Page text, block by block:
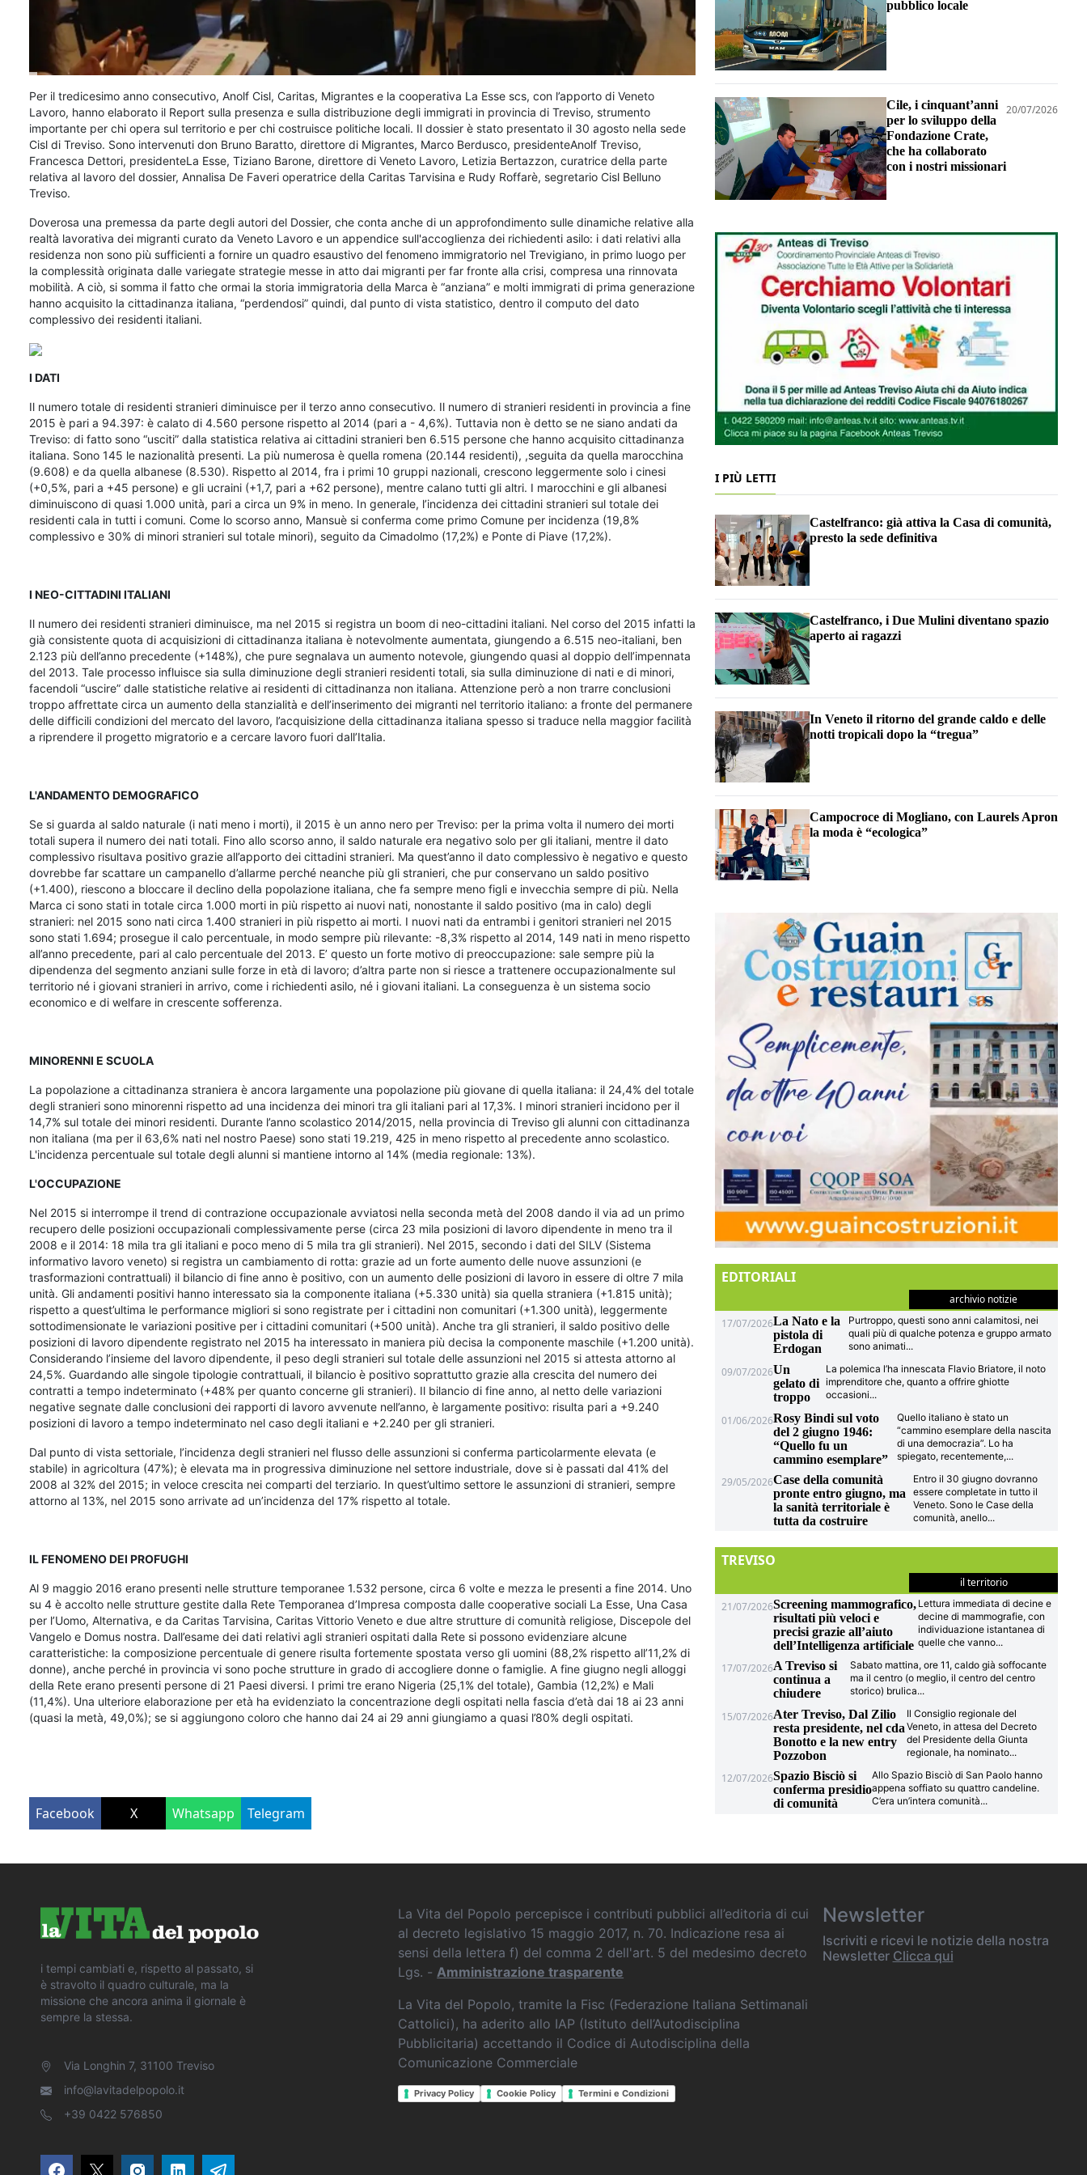
Per il tredicesimo anno consecutivo, Anolf Cisl, Caritas, Migrantes e la cooperativa La Esse scs, con l’apporto di Veneto
Lavoro, hanno elaborato il Report sulla presenza e sulla distribuzione degli immigrati in provincia di Treviso, strumento
importante per chi opera sul territorio e per chi costruisce politiche locali. Il dossier è stato presentato il 30 agosto nella sede
Cisl di Treviso. Sono intervenuti don Bruno Baratto, direttore di Migrantes, Marco Berdusco, presidenteAnolf Treviso,
Francesca Dettori, presidenteLa Esse, Tiziano Barone, direttore di Veneto Lavoro, Letizia Bertazzon, curatrice della parte
relativa al lavoro del dossier, Annalisa De Faveri operatrice della Caritas Tarvisina e Rudy Roffarè, segretario Cisl Belluno
Treviso.
Doverosa una premessa da parte degli autori del Dossier, che conta anche di un approfondimento sulle dinamiche relative alla
realtà lavorativa dei migranti curato da Veneto Lavoro e un appendice sull'accoglienza dei richiedenti asilo: i dati relativi alla
residenza non sono più sufficienti a fornire un quadro esaustivo del fenomeno immigratorio nel Trevigiano, in primo luogo per
la complessità originata dalle variegate strategie messe in atto dai migranti per far fronte alla crisi, compresa una rinnovata
mobilità. A ciò, si somma il fatto che ormai la storia immigratoria della Marca è “anziana” e molti immigrati di prima generazione
hanno acquisito la cittadinanza italiana, “perdendosi” quindi, dal punto di vista statistico, dentro il computo del dato
complessivo dei residenti italiani.
I DATI
Il numero totale di residenti stranieri diminuisce per il terzo anno consecutivo. Il numero di stranieri residenti in provincia a fine
2015 è pari a 94.397: è calato di 4.560 persone rispetto al 2014 (pari a - 4,6%). Tuttavia non è detto se ne siano andati da
Treviso: di fatto sono “usciti” dalla statistica relativa ai cittadini stranieri ben 6.515 persone che hanno acquisito cittadinanza
italiana. Sono 145 le nazionalità presenti. La più numerosa è quella romena (20.144 residenti), ,seguita da quella marocchina
(9.608) e da quella albanese (8.530). Rispetto al 2014, fra i primi 10 gruppi nazionali, crescono leggermente solo i cinesi
(+0,5%, pari a +45 persone) e gli ucraini (+1,7, pari a +62 persone), mentre calano tutti gli altri. I marocchini e gli albanesi
diminuiscono di quasi 1.000 unità, pari a circa un 9% in meno. In generale, l’incidenza dei cittadini stranieri sul totale dei
residenti cala in tutti i comuni. Come lo scorso anno, Mansuè si conferma come primo Comune per incidenza (19,8%
complessivo e 30% di minori stranieri sul totale minori), seguito da Cimadolmo (17,2%) e Ponte di Piave (17,2%).
I NEO-CITTADINI ITALIANI
Il numero dei residenti stranieri diminuisce, ma nel 2015 si registra un boom di neo-cittadini italiani. Nel corso del 2015 infatti la
già consistente quota di acquisizioni di cittadinanza italiana è notevolmente aumentata, giungendo a 6.515 neo-italiani, ben
2.123 più dell’anno precedente (+148%), che pure segnalava un aumento notevole, giungendo quasi al doppio dell’impennata
del 2013. Tale processo influisce sia sulla diminuzione degli stranieri residenti totali, sia sulla diminuzione di nati e di minori,
facendoli “uscire” dalle statistiche relative ai residenti di cittadinanza non italiana. Attenzione però a non trarre conclusioni
troppo affrettate circa un aumento della stanzialità e dell’inserimento dei migranti nel territorio italiano: a fronte del permanere
delle difficili condizioni del mercato del lavoro, l’acquisizione della cittadinanza italiana spesso si traduce nella maggior facilità
a riprendere il progetto migratorio e a cercare lavoro fuori dall’Italia.
L'ANDAMENTO DEMOGRAFICO
Se si guarda al saldo naturale (i nati meno i morti), il 2015 è un anno nero per Treviso: per la prima volta il numero dei morti
totali supera il numero dei nati totali. Fino allo scorso anno, il saldo naturale era negativo solo per gli italiani, mentre il dato
complessivo risultava positivo grazie all’apporto dei cittadini stranieri. Ma quest’anno il dato complessivo è negativo e questo
dovrebbe far scattare un campanello d’allarme perché neanche più gli stranieri, che pur conservano un saldo positivo
(+1.400), riescono a bloccare il declino della popolazione italiana, che fa sempre meno figli e invecchia sempre di più. Nella
Marca ci sono stati in totale circa 1.000 morti in più rispetto ai nuovi nati, nonostante il saldo positivo (ma in calo) degli
stranieri: nel 2015 sono nati circa 1.400 stranieri in più rispetto ai morti. I nuovi nati da entrambi i genitori stranieri nel 2015
sono stati 1.694; prosegue il calo percentuale, in modo sempre più rilevante: -8,3% rispetto al 2014, 149 nati in meno rispetto
all’anno precedente, pari al calo percentuale del 2013. E’ questo un forte motivo di preoccupazione: sale sempre più la
dipendenza del segmento anziani sulle forze in età di lavoro; d’altra parte non si riesce a trattenere occupazionalmente sul
territorio né i giovani stranieri in arrivo, come i richiedenti asilo, né i giovani italiani. La conseguenza è un sistema socio
economico e di welfare in crescente sofferenza.
MINORENNI E SCUOLA
La popolazione a cittadinanza straniera è ancora largamente una popolazione più giovane di quella italiana: il 24,4% del totale
degli stranieri sono minorenni rispetto ad una incidenza dei minori tra gli italiani pari al 17,3%. I minori stranieri incidono per il
14,7% sul totale dei minori residenti. Durante l’anno scolastico 2014/2015, nella provincia di Treviso gli alunni con cittadinanza
non italiana (ma per il 63,6% nati nel nostro Paese) sono stati 19.219, 425 in meno rispetto al precedente anno scolastico.
L'incidenza percentuale sul totale degli alunni si mantiene intorno al 14% (media regionale: 13%).
L'OCCUPAZIONE
Nel 2015 si interrompe il trend di contrazione occupazionale avviatosi nella seconda metà del 2008 dando il via ad un primo
recupero delle posizioni occupazionali complessivamente perse (circa 23 mila posizioni di lavoro dipendente in meno tra il
2008 e il 2014: 18 mila tra gli italiani e poco meno di 5 mila tra gli stranieri). Nel 2015, secondo i dati del SILV (Sistema
informativo lavoro veneto) si registra un cambiamento di rotta: grazie ad un forte aumento delle nuove assunzioni (e
trasformazioni contrattuali) il bilancio di fine anno è positivo, con un aumento delle posizioni di lavoro in essere di oltre 7 mila
unità. Gli andamenti positivi hanno interessato sia la componente italiana (+5.330 unità) sia quella straniera (+1.815 unità);
rispetto a quest’ultima le performance migliori si sono registrate per i cittadini non comunitari (+1.300 unità), leggermente
sottodimensionate le variazioni positive per i cittadini comunitari (+500 unità). Anche tra gli stranieri, il saldo positivo delle
posizioni di lavoro dipendente registrato nel 2015 ha interessato in maniera più decisa la componente maschile (+1.200 unità).
Considerando l’insieme del lavoro dipendente, il peso degli stranieri sul totale delle assunzioni nel 2015 si attesta attorno al
24,5%. Guardando alle singole tipologie contrattuali, il bilancio è positivo soprattutto grazie alla crescita del numero dei
contratti a tempo indeterminato (+48% per quanto concerne gli stranieri). Il bilancio di fine anno, al netto delle variazioni
negative segnate dalle conclusioni dei rapporti di lavoro avvenute nell’anno, è largamente positivo: risulta pari a +9.240
posizioni di lavoro a tempo indeterminato nel caso degli italiani e +2.240 per gli stranieri.
Dal punto di vista settoriale, l’incidenza degli stranieri nel flusso delle assunzioni si conferma particolarmente elevata (e
stabile) in agricoltura (47%); è elevata ma in progressiva diminuzione nel settore industriale, dove si è passati dal 41% del
2008 al 32% del 2015; in veloce crescita nei comparti del terziario. In quest’ultimo settore le assunzioni di stranieri, sempre
attorno al 13%, nel 2015 sono arrivate ad un’incidenza del 17% rispetto al totale.
IL FENOMENO DEI PROFUGHI
Al 9 maggio 2016 erano presenti nelle strutture temporanee 1.532 persone, circa 6 volte e mezza le presenti a fine 2014. Uno
su 4 è accolto nelle strutture gestite dalla Rete Temporanea d’Impresa composta dalle cooperative sociali La Esse, Una Casa
per l’Uomo, Alternativa, e da Caritas Tarvisina, Caritas Vittorio Veneto e due altre strutture di comunità religiose, Discepole del
Vangelo e Domus nostra. Dall’esame dei dati relativi agli stranieri ospitati dalla Rete si possono evidenziare alcune
caratteristiche: la composizione percentuale di genere risulta fortemente spostata verso gli uomini (88,2% rispetto all’11,2% di
donne), anche perché in provincia vi sono poche strutture in grado di accogliere donne o famiglie. A fine giugno negli alloggi
della Rete erano presenti persone di 21 Paesi diversi. I primi tre erano Nigeria (25,1% del totale), Gambia (12,2%) e Mali
(11,4%). Una ulteriore elaborazione per età ha evidenziato la concentrazione degli ospitati nella fascia d’età dai 18 ai 23 anni
(quasi la metà, 49,0%); se si aggiungono coloro che hanno dai 24 ai 29 anni giungiamo a quasi l’80% degli ospitati.
Facebook X Whatsapp Telegram
pubblico locale
Cile, i cinquant’anni
per lo sviluppo della
Fondazione Crate,
che ha collaborato
con i nostri missionari
20/07/2026
I PIÙ LETTI
Castelfranco: già attiva la Casa di comunità,
presto la sede definitiva
Castelfranco, i Due Mulini diventano spazio
aperto ai ragazzi
In Veneto il ritorno del grande caldo e delle
notti tropicali dopo la “tregua”
Campocroce di Mogliano, con Laurels Apron
la moda è “ecologica”
EDITORIALI
archivio notizie
17/07/2026La Nato e la
pistola di
Erdogan
Purtroppo, questi sono anni calamitosi, nei
quali più di qualche potenza e gruppo armato
sono animati...
09/07/2026Un
gelato di
troppo
La polemica l’ha innescata Flavio Briatore, il noto
imprenditore che, quanto a offrire ghiotte
occasioni...
01/06/2026Rosy Bindi sul voto
del 2 giugno 1946:
“Quello fu un
cammino esemplare”
Quello italiano è stato un
“cammino esemplare della nascita
di una democrazia”. Lo ha
spiegato, recentemente,...
29/05/2026Case della comunità
pronte entro giugno, ma
la sanità territoriale è
tutta da costruire
Entro il 30 giugno dovranno
essere completate in tutto il
Veneto. Sono le Case della
comunità, anello...
TREVISO
il territorio
21/07/2026Screening mammografico,
risultati più veloci e
precisi grazie all’aiuto
dell’Intelligenza artificiale
Lettura immediata di decine e
decine di mammografie, con
individuazione istantanea di
quelle che vanno...
17/07/2026A Treviso si
continua a
chiudere
Sabato mattina, ore 11, caldo già soffocante
ma il centro (o meglio, il centro del centro
storico) brulica...
15/07/2026Ater Treviso, Dal Zilio
resta presidente, nel cda
Bonotto e la new entry
Pozzobon
Il Consiglio regionale del
Veneto, in attesa del Decreto
del Presidente della Giunta
regionale, ha nominato...
12/07/2026Spazio Bisciò si
conferma presidio
di comunità
Allo Spazio Bisciò di San Paolo hanno
appena soffiato su quattro candeline.
C’era un’intera comunità...
i tempi cambiati e, rispetto al passato, si
è stravolto il quadro culturale, ma la
missione che ancora anima il giornale è
sempre la stessa.
Via Longhin 7, 31100 Treviso
info@lavitadelpopolo.it
+39 0422 576850
La Vita del Popolo percepisce i contributi pubblici all’editoria di cui
al decreto legislativo 15 maggio 2017, n. 70. Indicazione resa ai
sensi della lettera f) del comma 2 dell'art. 5 del medesimo decreto
Lgs. - Amministrazione trasparente
La Vita del Popolo, tramite la Fisc (Federazione Italiana Settimanali
Cattolici), ha aderito allo IAP (Istituto dell’Autodisciplina
Pubblicitaria) accettando il Codice di Autodisciplina della
Comunicazione Commerciale
Privacy Policy Cookie Policy Termini e Condizioni
Newsletter
Iscriviti e ricevi le notizie della nostra
Newsletter Clicca qui